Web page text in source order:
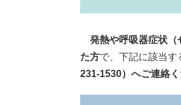
発熱や呼吸器症状（
た方で、下記に該当す
231‐1530）へご連絡く